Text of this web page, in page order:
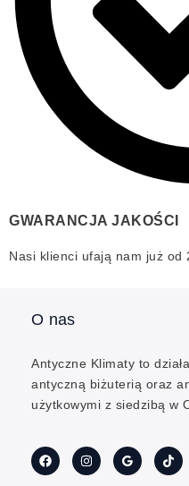
GWARANCJA JAKOŚCI
Nasi klienci ufają nam już od
O nas
Antyczne Klimaty to
antyczną biżuterią oraz
użytkowymi z siedzibą w